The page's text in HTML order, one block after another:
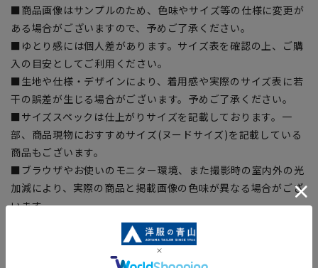
■商品画像はサンプルのため、色味やサイズ等の仕様に変更が
ある場合がございますので、予めご了承ください。
■ゆとり感には個人差があります。サイズ表を確認の上、ご購
入の目安としてご利用ください。
■生地や仕様・デザインにより、着用感や実際のサイズ表に若
干の誤差が生じる場合がございます。予めご了承ください。
■サイズスペックは仕上がりサイズを記載しております。一
部、商品現物におすすめサイズ(ヌードサイズ)を記載している
商品もございます。
■ブラウザやお使いのモニター環境、また撮影時の室内外の光
加減により、実際の商品と掲載画像の色味が異なる場合がござ
います。
■店舗や各モールサイトと商品在庫を共有しております関係
上、ご注文いただいたタイミングにより欠品が発生し、ご注文
を完了できない場合がございます。予めご了承ください。